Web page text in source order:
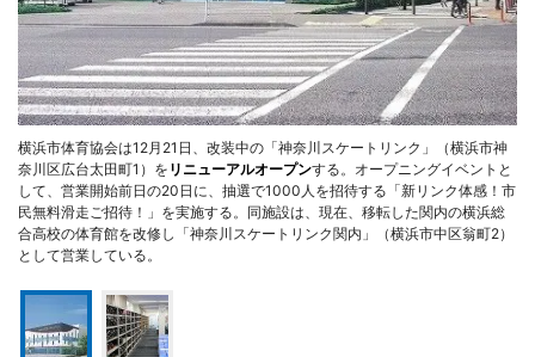
横浜市体育協会は12月21日、改装中の「神奈川スケートリンク」（横浜市神
奈川区広台太田町1）を リニューアルオープンする。オープニングイベントと
して、営業開始前日の20日に、抽選で1000人を招待する「新リンク体感！市
民無料滑走ご招待！」を実施する。同施設は、現在、移転した関内の横浜総
合高校の体育館を改修し「神奈川スケートリンク関内」（横浜市中区翁町2）
として営業している。